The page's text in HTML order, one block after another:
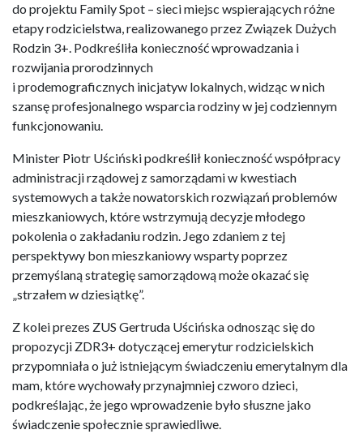
do projektu Family Spot – sieci miejsc wspierających różne
etapy rodzicielstwa, realizowanego przez Związek Dużych
Rodzin 3+. Podkreśliła konieczność wprowadzania i
rozwijania prorodzinnych
i prodemograficznych inicjatyw lokalnych, widząc w nich
szansę profesjonalnego wsparcia rodziny w jej codziennym
funkcjonowaniu.
Minister Piotr Uściński podkreślił konieczność współpracy
administracji rządowej z samorządami w kwestiach
systemowych a także nowatorskich rozwiązań problemów
mieszkaniowych, które wstrzymują decyzje młodego
pokolenia o zakładaniu rodzin. Jego zdaniem z tej
perspektywy bon mieszkaniowy wsparty poprzez
przemyślaną strategię samorządową może okazać się
„strzałem w dziesiątkę”.
Z kolei prezes ZUS Gertruda Uścińska odnosząc się do
propozycji ZDR3+ dotyczącej emerytur rodzicielskich
przypomniała o już istniejącym świadczeniu emerytalnym dla
mam, które wychowały przynajmniej czworo dzieci,
podkreślając, że jego wprowadzenie było słuszne jako
świadczenie społecznie sprawiedliwe.